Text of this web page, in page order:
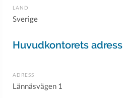
LAND
Sverige
Huvudkontorets adress
ADRESS
Lännäsvägen 1